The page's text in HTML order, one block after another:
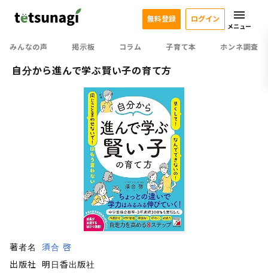
みんなの声 掲示板 コラム 子育て本 ホンネ調査
無料登録 ログイン
メニュー
自分から進んで学ぶ賢い子の育て方
著者名
須合 啓
出版社
明日香出版社